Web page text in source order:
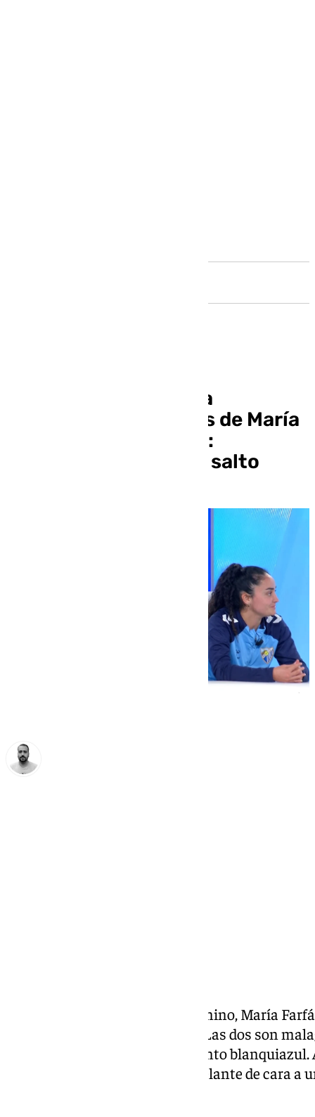
El ascenso del Málaga
Femenino en palabras de María
Farfán y Silvia Mérida:
«Tenemos que dar un salto
Las jugadoras del Málaga Femenino, María
. Las dos son
que hablaron desde el sentimiento
que el club debe dar un paso adelante de cara